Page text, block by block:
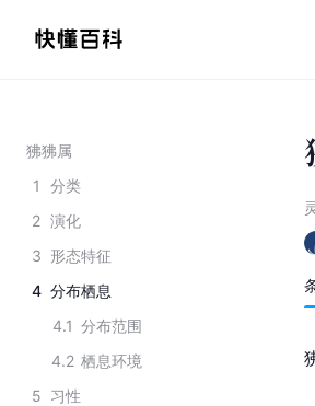
狒狒属
1
分类
2 演化
3 形态特征
4 分布栖息
4.1 分布范围
4.2 栖息环境
5 习性